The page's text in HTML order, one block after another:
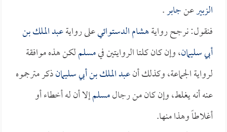
الزبيرعنجابر.
فنقول: نرجح روايةهشام الدستوائيعلى روايةعبد الملك بن
أبي سليمان، وإن كان كلتا الروايتين فيمسلملكن هذه موافقة
لرواية الجماعة، وكذلك أنعبد الملك بن أبي سليمانذكر مترجموه
عنه أنه يغلط، وإن كان من رجالمسلمإلا أن له أخطاء أو
أغلاطاً وهذا منها.